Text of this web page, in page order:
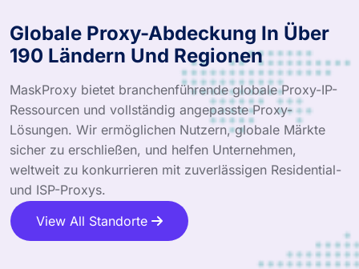
Globale Proxy-Abdeckung In Über
190 Ländern Und Regionen
MaskProxy bietet branchenführende globale Proxy-IP-
Ressourcen und vollständig angepasste Proxy-
Lösungen. Wir ermöglichen Nutzern, globale Märkte
sicher zu erschließen, und helfen Unternehmen,
weltweit zu konkurrieren mit zuverlässigen Residential-
und ISP-Proxys.
View All Standorte